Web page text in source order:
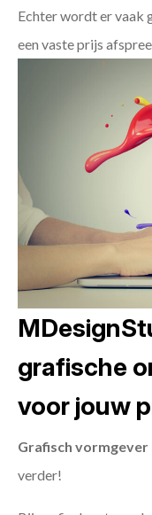
Echter wordt er vaak
een vaste prijs
grafische
voor jouw
Grafisch
verder!